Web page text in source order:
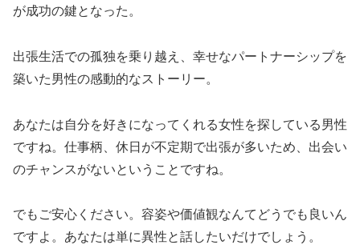
が成功の鍵となった。
出張生活での孤独を乗り越え、幸せなパートナーシップを
築いた男性の感動的なストーリー。
あなたは自分を好きになってくれる女性を探している男性
ですね。仕事柄、休日が不定期で出張が多いため、出会い
のチャンスがないということですね。
でもご安心ください。容姿や価値観なんてどうでも良いん
ですよ。あなたは単に異性と話したいだけでしょう。